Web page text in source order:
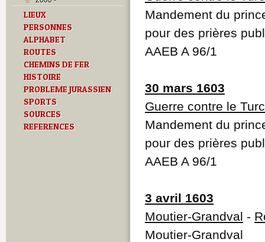
LIEUX
PERSONNES
ALPHABET
ROUTES
CHEMINS DE FER
HISTOIRE
PROBLEME JURASSIEN
SPORTS
SOURCES
REFERENCES
Mandement du
pour des prières
AAEB A 96/1
30 mars 1603
Guerre contre le Turc
Mandement du
pour des prières
AAEB A 96/1
3 avril 1603
Moutier-Grandval -
Moutier-Grandval